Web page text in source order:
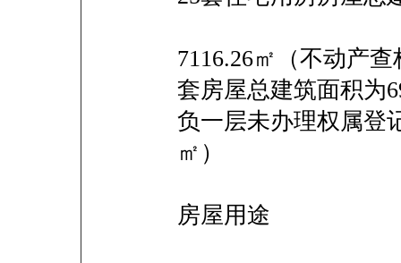
7116.26㎡（不动产
套房屋总建筑面积为
负一层未办理权属登
㎡）
房屋用途